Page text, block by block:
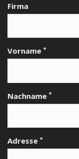
Firma
Vorname *
Nachname *
Adresse *